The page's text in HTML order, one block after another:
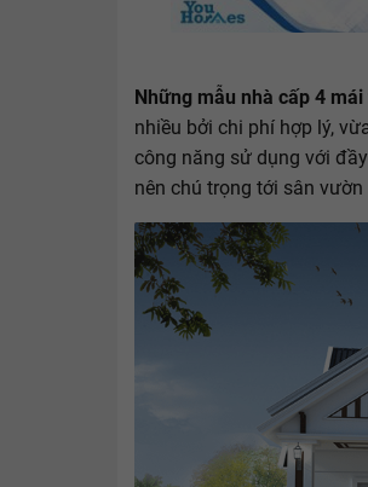
Những mẫu nhà cấp 4
nhiều bởi chi phí hợp lý,
công năng sử dụng với
nên chú trọng tới sân